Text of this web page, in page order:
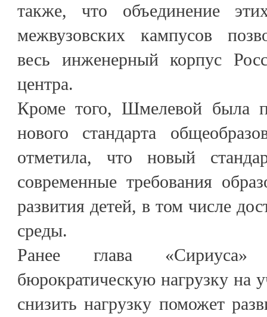
также, что объединение
межвузовских кампусов
весь инженерный корпус
центра.
Кроме того, Шмелевой была
нового стандарта
отметила, что новый
современные требования
развития детей, в том числе
среды.
Ранее глава «Сириуса»
бюрократическую нагрузку на
снизить нагрузку поможет